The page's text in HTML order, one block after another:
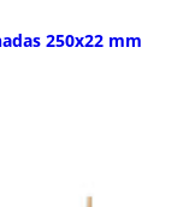
250x22 mm